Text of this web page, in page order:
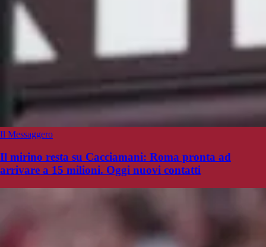
Il Messaggero
Il mirino resta su Cacciamani: Roma pronta ad
arrivare a 15 milioni. Oggi nuovi contatti